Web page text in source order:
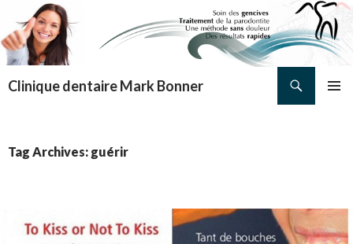
Clinique dentaire Mark Bonner
Tag Archives: guérir